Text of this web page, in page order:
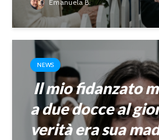
Emanuela B.
NEWS
Il mio fidanzato
a due docce al
verità era sua